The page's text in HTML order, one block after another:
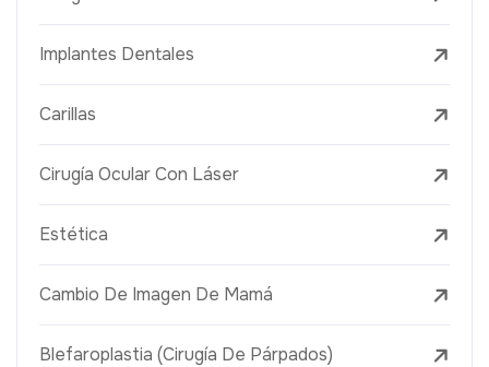
Implantes Dentales
Carillas
Cirugía Ocular Con Láser
Estética
Cambio De Imagen De Mamá
Blefaroplastia (Cirugía De Párpados)